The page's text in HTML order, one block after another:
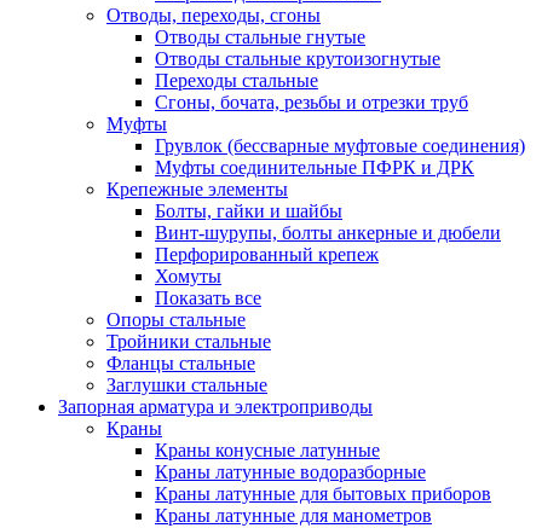
Отводы, переходы, сгоны
Отводы стальные гнутые
Отводы стальные крутоизогнутые
Переходы стальные
Сгоны, бочата, резьбы и отрезки труб
Муфты
Грувлок (бессварные муфтовые соединения)
Муфты соединительные ПФРК и ДРК
Крепежные элементы
Болты, гайки и шайбы
Винт-шурупы, болты анкерные и дюбели
Перфорированный крепеж
Хомуты
Показать все
Опоры стальные
Тройники стальные
Фланцы стальные
Заглушки стальные
Запорная арматура и электроприводы
Краны
Краны конусные латунные
Краны латунные водоразборные
Краны латунные для бытовых приборов
Краны латунные для манометров